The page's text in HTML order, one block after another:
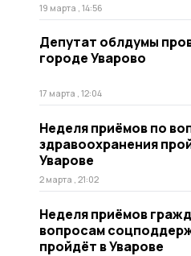
19 марта , 14:56
Депутат облдумы
городе Уварово
17 марта , 12:04
Неделя приёмов по
здравоохранения
Уварове
2 марта , 21:02
Неделя приёмов
вопросам
пройдёт в Уварове